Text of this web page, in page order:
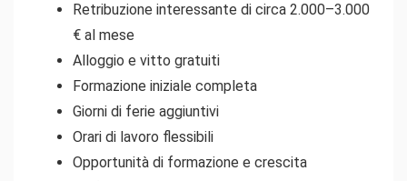
Retribuzione interessante di circa 2.000–3.000
€ al mese
Alloggio e vitto gratuiti
Formazione iniziale completa
Giorni di ferie aggiuntivi
Orari di lavoro flessibili
Opportunità di formazione e crescita